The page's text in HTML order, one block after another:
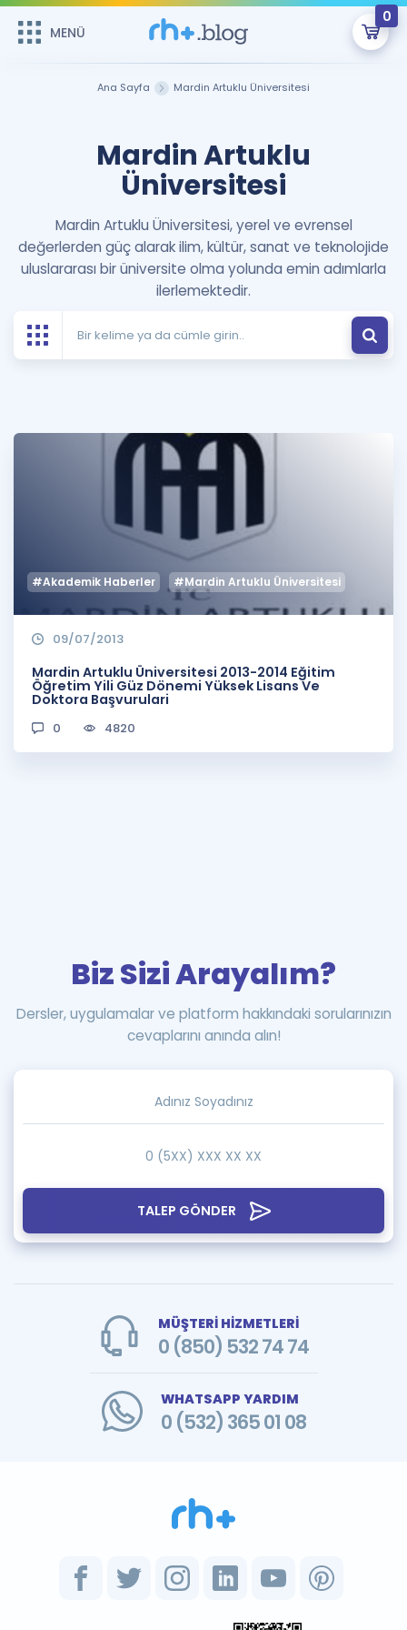
MENÜ
0
Şifremi Hatırlamıyorum
ÜYE DEĞİLİM
Remzi Hoca ile seni sınava hazırlayacak onlarca eğitim seni
bekliyor!
MENÜ
Çalışma Paketleri
Katılımcı Görüşleri
Ücretsiz Kaynaklar
Rehberlik Aracı
Blog
Blog
İngilizce Gramer
Ana Sayfa Mardin Artuklu Üniversitesi
Mardin Artuklu
Üniversitesi
Mardin Artuklu Üniversitesi, yerel ve evrensel
değerlerden güç alarak ilim, kültür, sanat ve teknolojide
uluslararası bir üniversite olma yolunda emin adımlarla
ilerlemektedir.
#Akademik Haberler #Mardin Artuklu Üniversitesi
09/07/2013
Mardin Artuklu Üniversitesi 2013-2014 Eğitim
Öğretim Yili Güz Dönemi Yüksek Lisans Ve
Doktora Başvurulari
0 4820
TALEP GÖNDER
Biz Sizi Arayalım?
Dersler, uygulamalar ve platform hakkındaki sorularınızın
cevaplarını anında alın!
MÜŞTERİ HİZMETLERİ
0 (850) 532 74 74
WHATSAPP YARDIM
0 (532) 365 01 08